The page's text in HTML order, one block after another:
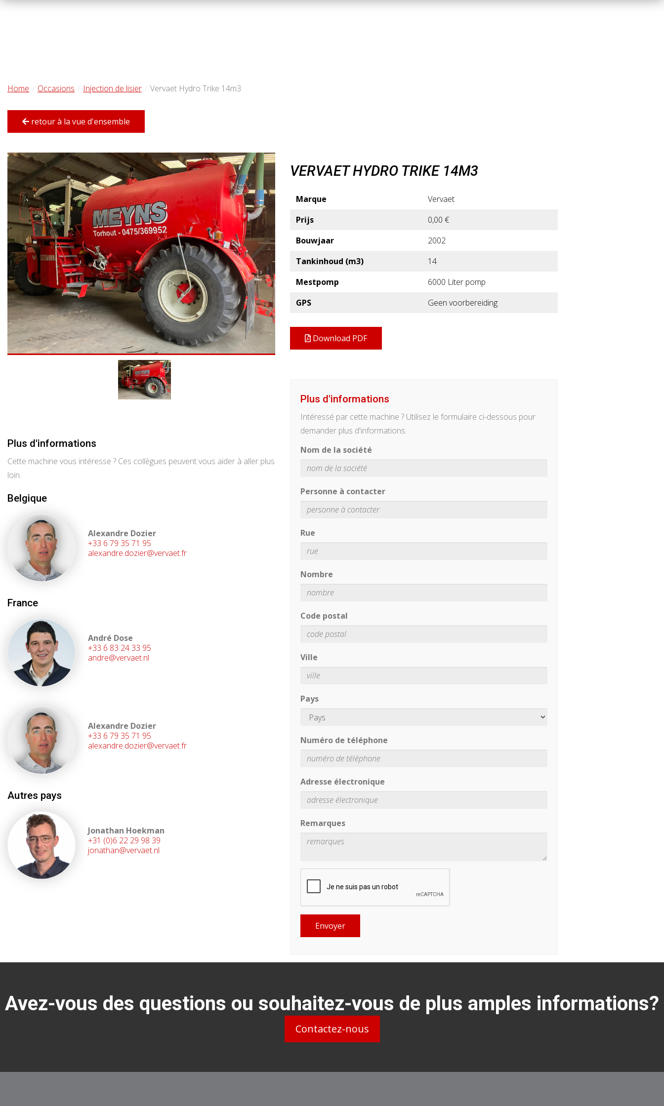
Home Occasions Injection de lisier Vervaet Hydro Trike 14m3
retour à la vue d'ensemble
Plus d'informations
Cette machine vous intéresse ? Ces collègues peuvent vous aider à aller plus
loin.
Belgique
Alexandre Dozier
+33 6 79 35 71 95
alexandre.dozier@vervaet.fr
France
André Dose
+33 6 83 24 33 95
andre@vervaet.nl
Alexandre Dozier
+33 6 79 35 71 95
alexandre.dozier@vervaet.fr
Autres pays
Jonathan Hoekman
+31 (0)6 22 29 98 39
jonathan@vervaet.nl
VERVAET HYDRO TRIKE 14M3
Marque
Vervaet
Prijs
0,00 €
Bouwjaar
2002
Tankinhoud (m3)
14
Mestpomp
6000 Liter pomp
GPS
Geen voorbereiding
Download PDF
Plus d'informations
Intéressé par cette machine ? Utilisez le formulaire ci-dessous pour
demander plus d'informations.
Nom de la société
Personne à contacter
Rue
Nombre
Code postal
Ville
Pays
Numéro de téléphone
Adresse électronique
Remarques
Envoyer
Avez-vous des questions ou souhaitez-vous de plus amples informations?
Contactez-nous